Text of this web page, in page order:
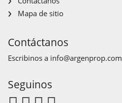
Mapa de sitio
Contáctanos
Escribinos a info@argenprop.com
Seguinos